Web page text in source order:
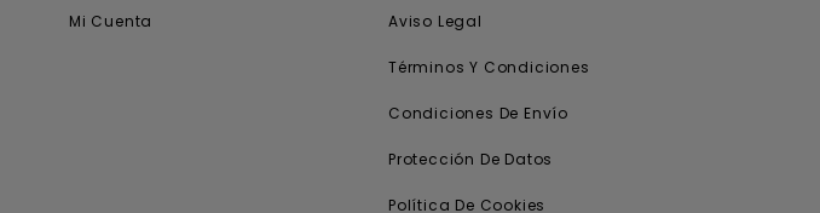
Mi Cuenta Aviso Legal
Términos Y Condiciones
Condiciones De Envío
Protección De Datos
Política De Cookies